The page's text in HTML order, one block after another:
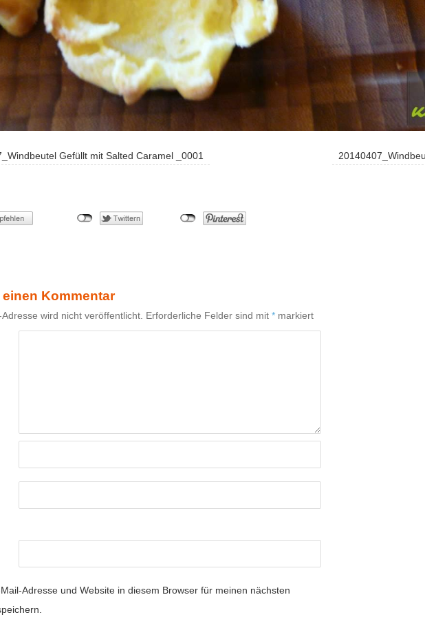
Gefüllt mit Salted Caramel _0001
Kommentar
wird nicht veröffentlicht. Erforderliche Felder sind mit * markiert
Adresse und Website in diesem Browser für meinen nächsten